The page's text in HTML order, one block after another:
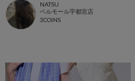
NATSU
ベルモール宇都宮店
3COINS